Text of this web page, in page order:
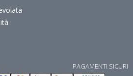
PAGAMENTI SICURI